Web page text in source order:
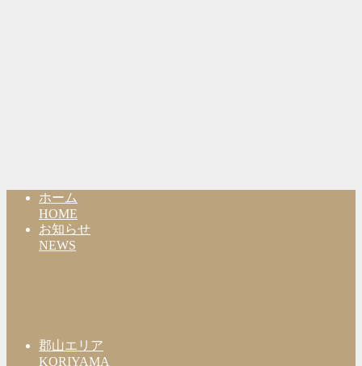
ホーム
HOME
お知らせ
NEWS
郡山エリア
KORIYAMA